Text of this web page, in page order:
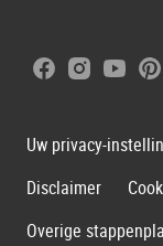
Facebook
Instagram
Uw privacy-
Disclaimer
Overige